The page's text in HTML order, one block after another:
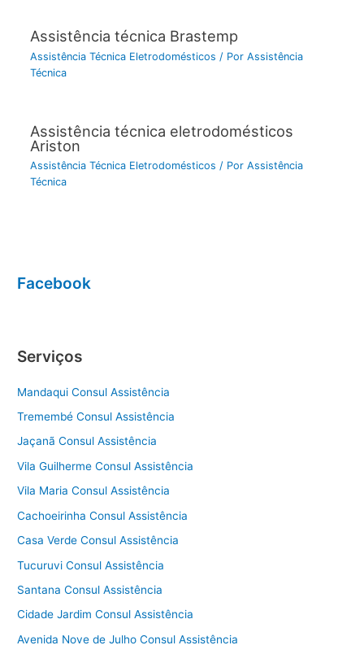
Assistência técnica Brastemp
Assistência Técnica Eletrodomésticos / Por Assistência
Técnica
Assistência técnica eletrodomésticos
Ariston
Assistência Técnica Eletrodomésticos / Por Assistência
Técnica
Facebook
Serviços
Mandaqui Consul Assistência
Tremembé Consul Assistência
Jaçanã Consul Assistência
Vila Guilherme Consul Assistência
Vila Maria Consul Assistência
Cachoeirinha Consul Assistência
Casa Verde Consul Assistência
Tucuruvi Consul Assistência
Santana Consul Assistência
Cidade Jardim Consul Assistência
Avenida Nove de Julho Consul Assistência